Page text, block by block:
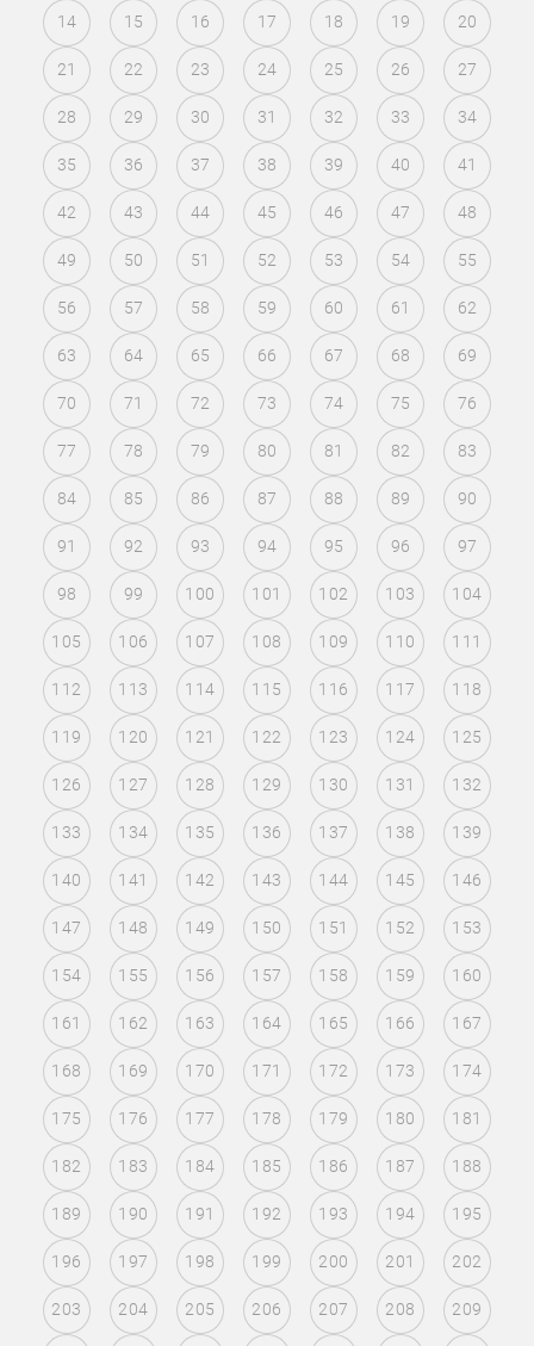
14 15 16 17 18 19 20
21 22 23 24 25 26 27
28 29 30 31 32 33 34
35 36 37 38 39 40 41
42 43 44 45 46 47 48
49 50 51 52 53 54 55
56 57 58 59 60 61 62
63 64 65 66 67 68 69
70 71 72 73 74 75 76
77 78 79 80 81 82 83
84 85 86 87 88 89 90
91 92 93 94 95 96 97
98 99 100 101 102 103 104
105 106 107 108 109 110 111
112 113 114 115 116 117 118
119 120 121 122 123 124 125
126 127 128 129 130 131 132
133 134 135 136 137 138 139
140 141 142 143 144 145 146
147 148 149 150 151 152 153
154 155 156 157 158 159 160
161 162 163 164 165 166 167
168 169 170 171 172 173 174
175 176 177 178 179 180 181
182 183 184 185 186 187 188
189 190 191 192 193 194 195
196 197 198 199 200 201 202
203 204 205 206 207 208 209